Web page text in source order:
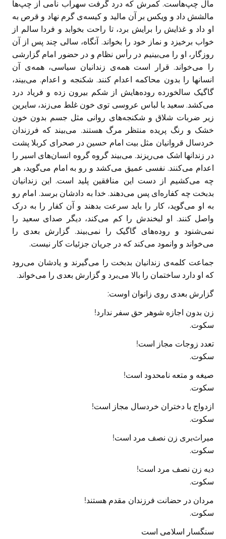
مال چپ‌هاست. کمرش که درد گرفت سهراب نامی از چپ‌ها
مالشش داد و ویکس بر آن مالید و کیسه‌ی گرم نهاد و قرص به
او داد و غذایش را برایش برد، تا راحت بخوابد و فردا سالم از
خواب برخیزد و نماز خود را بخواند. آنگاه، سالی چند پس از آن
روزگار، او را می‌بینیم در رأس نظام و در حضور امام گزارشی
را می‌خواند. قرار است همه‌ی زندانیان سیاسی، همه‌ی آن
انسانها را بدون محاکمه اعدام کنند. شکنجه و اعدام. می‌بیند،
گاگیک سالخورده روده‌هایش از شکم بیرون زده و فریاد درد
می‌کشد. سعید با لباس عروسی توی خون غلط می‌زند، سایرین
زیر ضربات شلاق و شکنجه‌های روانی مثل جسم بدون خون
خشک و رنگ پریده منتظر مرگ هستند. می‌بیند که فرزندان
خردسال قروانیان مثل بیت امام حسین در صحرای کربلا پشت
در زندانها اشک می‌ریزند. می‌بیند گروه گروه انسان‌های اسیر را
اعدام می‌کنند. نفسی عمیق می‌کشد و رو به امام می‌گوید، هر
چه می‌کشیم از دست این منافقین پلید است. این زندانیان
بدبخت چه کفاره‌ای پس می‌دهند. خدا به دادشان برسد. امام رو
به او می‌گوید، کار را باید سرعت بدهند و آن کفار را به درک
واصل کنند. او لبخندش را کم می‌کند، دیگر صدای سعید را
نمی‌شنود و روده‌های گاگیک را نمی‌بیند. گزارش بعدی را
می‌خواند و وانمود می‌کند که در جریان جزئیات کار نیست.
جماعت کلمه‌ی زندانیان بدبخت را می‌گیرند و یادشان می‌رود
که او دارد ساختمان را بالا می‌برد و گزارش بعدی را می‌خواند.
گزارش بعدی روی زانوان اوست:
زن بدون اجازه شوهر حق سفر ندارد!
سکوت.
تعدد زوجات مجاز است!
سکوت.
صیغه و متعه نامحدود است!
سکوت.
ازدواج با دختران خردسال مجاز است!
سکوت.
میراث‌بری زن نصف مرد است!
سکوت.
دیه زن نصف مرد است!
سکوت.
مردان در حضانت فرزندان مقدم هستند!
سکوت.
سنگسار اسلامی است